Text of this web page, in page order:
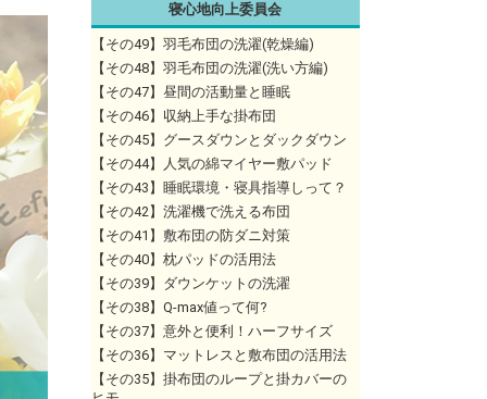
掛け布団カバー
掛け布団カバー
ロング 掛け布団
ル 掛け布団カバ
掛け布団カバー
ング 掛け布団カ
掛け布団カバー
け布団カバー
敷布団カバー
グル 敷布団カバ
敷布団カバー
ロング 敷布団カ
敷布団カバー
BOXシーツ
ロング BOXシー
ル BOXシーツ
ロング BOXシー 既成カーテンのサイズ
遮光カーテン
レース・シアーカーテン
Disney ディズニーカーテ
ン
MOOMIN ムーミンカーテ
ン
PEANUTS ピーナツカー
テン (SNOOPY スヌーピ
ー)
美容・化粧品
シルク寝具・雑貨
HURONテクノロジー リ
カバリー寝具
ソファカバー
ひざ掛け
パジャマ
クッション
玄関・フロアーマット
ペット用ベッド
インテリア
その他寝具雑貨
寝心地向上委員会
【その49】羽毛布団の洗濯(乾燥編)
【その48】羽毛布団の洗濯(洗い方編)
【その47】昼間の活動量と睡眠
【その46】収納上手な掛布団
【その45】グースダウンとダックダウン
【その44】人気の綿マイヤー敷パッド
【その43】睡眠環境・寝具指導しって？
【その42】洗濯機で洗える布団
【その41】敷布団の防ダニ対策
【その40】枕パッドの活用法
【その39】ダウンケットの洗濯
【その38】Q-max値って何?
【その37】意外と便利！ハーフサイズ
【その36】マットレスと敷布団の活用法
【その35】掛布団のループと掛カバーの